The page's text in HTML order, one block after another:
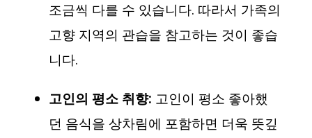
조금씩 다를 수 있습니다. 따라서 가족의
고향 지역의 관습을 참고하는 것이 좋습
니다.
고인의 평소 취향: 고인이 평소 좋아했
던 음식을 상차림에 포함하면 더욱 뜻깊